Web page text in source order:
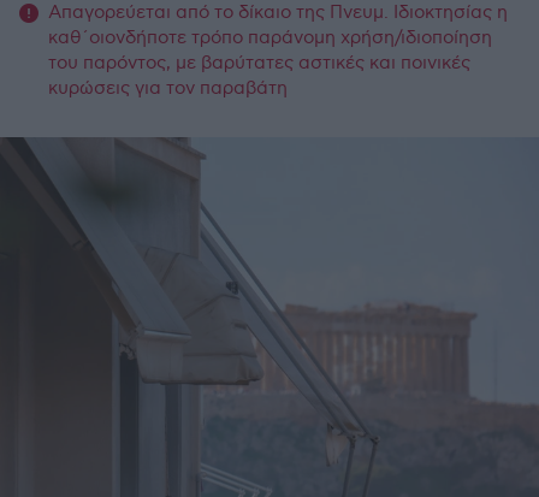
Απαγορεύεται από το δίκαιο της Πνευμ. Ιδιοκτησίας η
καθ΄οιονδήποτε τρόπο παράνομη χρήση/ιδιοποίηση
του παρόντος, με βαρύτατες αστικές και ποινικές
κυρώσεις για τον παραβάτη